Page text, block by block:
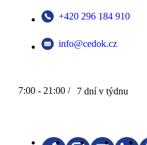
+420 296 184 910
info@cedok.cz
7:00 - 21:00 / 7 dní v týdnu